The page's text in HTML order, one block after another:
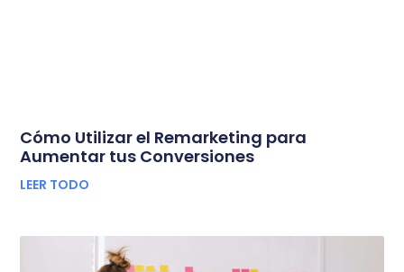
Cómo Utilizar el Remarketing para
Aumentar tus Conversiones
LEER TODO